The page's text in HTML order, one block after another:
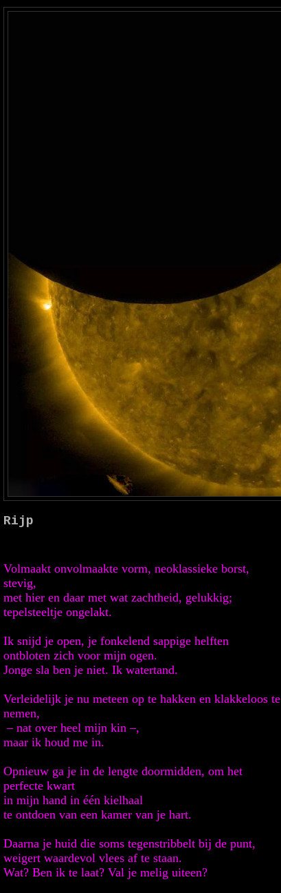
Rijp
Volmaakt onvolmaakte vorm, neoklassieke borst,
stevig,
met hier en daar met wat zachtheid, gelukkig;
tepelsteeltje ongelakt.
Ik snijd je open, je fonkelend sappige helften
ontbloten zich voor mijn ogen.
Jonge sla ben je niet. Ik watertand.
Verleidelijk je nu meteen op te hakken en klakkeloos te
nemen,
– nat over heel mijn kin –,
maar ik houd me in.
Opnieuw ga je in de lengte doormidden, om het
perfecte kwart
in mijn hand in één kielhaal
te ontdoen van een kamer van je hart.
Daarna je huid die soms tegenstribbelt bij de punt,
weigert waardevol vlees af te staan.
Wat? Ben ik te laat? Val je melig uiteen?